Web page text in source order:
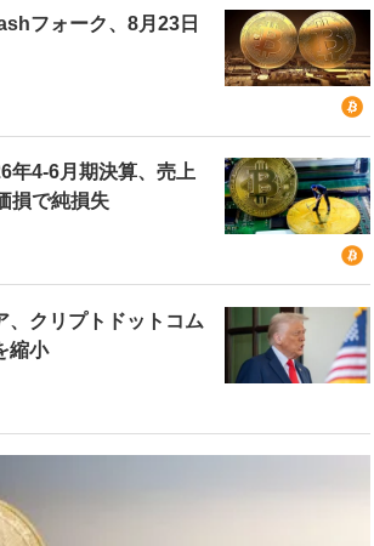
フォーク、8月23日
年4-6月期決算、売上
損で純損失
、クリプトドットコム
縮小